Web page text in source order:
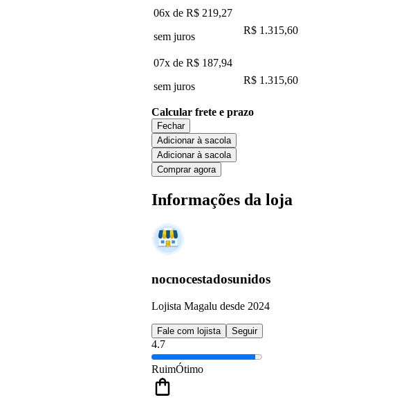
06x de R$ 219,27
sem juros
R$ 1.315,60
07x de R$ 187,94
sem juros
R$ 1.315,60
Calcular frete e prazo
Fechar
Adicionar à sacola
Adicionar à sacola
Comprar agora
Informações da loja
nocnocestadosunidos
Lojista Magalu desde 2024
Fale com lojista Seguir
4.7
RuimÓtimo